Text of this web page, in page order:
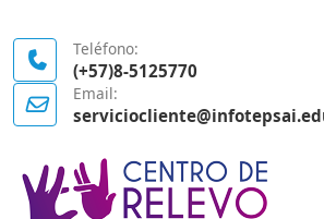
Teléfono:
(+57)8-5125770
Email: